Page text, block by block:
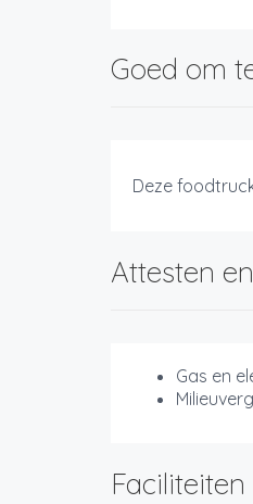
Goed om
Deze
Attesten
Gas en